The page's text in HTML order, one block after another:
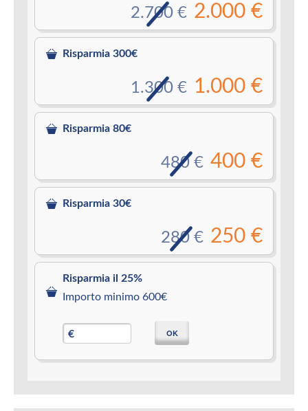
2.000 €
2.700 €
Risparmia 300€
1.000 €
1.300 €
Risparmia 80€
400 €
480 €
Risparmia 30€
250 €
280 €
Risparmia il 25%
Importo minimo 600€
€ OK